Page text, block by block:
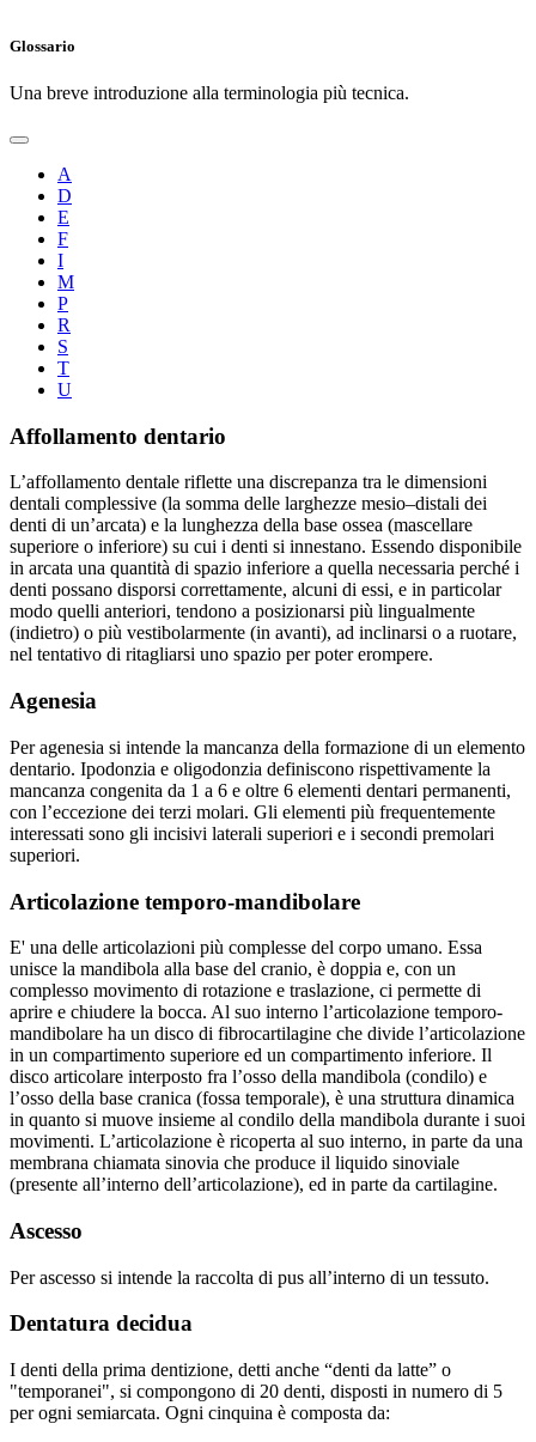
Glossario
Una breve introduzione alla terminologia più tecnica.
A
D
E
F
I
M
P
R
S
T
U
Affollamento dentario
L’affollamento dentale riflette una discrepanza tra le dimensioni
dentali complessive (la somma delle larghezze mesio–distali dei
denti di un’arcata) e la lunghezza della base ossea (mascellare
superiore o inferiore) su cui i denti si innestano. Essendo disponibile
in arcata una quantità di spazio inferiore a quella necessaria perché i
denti possano disporsi correttamente, alcuni di essi, e in particolar
modo quelli anteriori, tendono a posizionarsi più lingualmente
(indietro) o più vestibolarmente (in avanti), ad inclinarsi o a ruotare,
nel tentativo di ritagliarsi uno spazio per poter erompere.
Agenesia
Per agenesia si intende la mancanza della formazione di un elemento
dentario. Ipodonzia e oligodonzia definiscono rispettivamente la
mancanza congenita da 1 a 6 e oltre 6 elementi dentari permanenti,
con l’eccezione dei terzi molari. Gli elementi più frequentemente
interessati sono gli incisivi laterali superiori e i secondi premolari
superiori.
Articolazione temporo-mandibolare
E' una delle articolazioni più complesse del corpo umano. Essa
unisce la mandibola alla base del cranio, è doppia e, con un
complesso movimento di rotazione e traslazione, ci permette di
aprire e chiudere la bocca. Al suo interno l’articolazione temporo-
mandibolare ha un disco di fibrocartilagine che divide l’articolazione
in un compartimento superiore ed un compartimento inferiore. Il
disco articolare interposto fra l’osso della mandibola (condilo) e
l’osso della base cranica (fossa temporale), è una struttura dinamica
in quanto si muove insieme al condilo della mandibola durante i suoi
movimenti. L’articolazione è ricoperta al suo interno, in parte da una
membrana chiamata sinovia che produce il liquido sinoviale
(presente all’interno dell’articolazione), ed in parte da cartilagine.
Ascesso
Per ascesso si intende la raccolta di pus all’interno di un tessuto.
Dentatura decidua
I denti della prima dentizione, detti anche “denti da latte” o
"temporanei", si compongono di 20 denti, disposti in numero di 5
per ogni semiarcata. Ogni cinquina è composta da: